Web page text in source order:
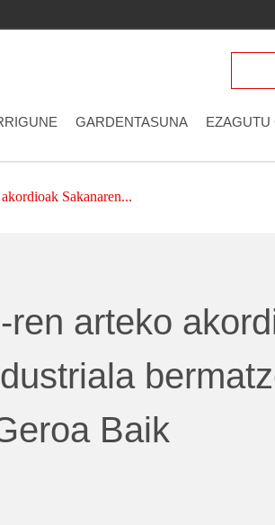
GARDENTASUNA EZAGUTU
Sakanaren...
arteko
Baik